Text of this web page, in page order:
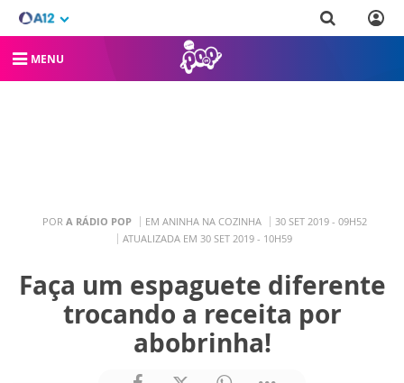
MENU
POR A RÁDIO POP EM ANINHA NA COZINHA
30 SET 2019 - 09H52
ATUALIZADA EM 30 SET 2019 - 10H59
Faça um espaguete diferente
trocando a receita por
abobrinha!